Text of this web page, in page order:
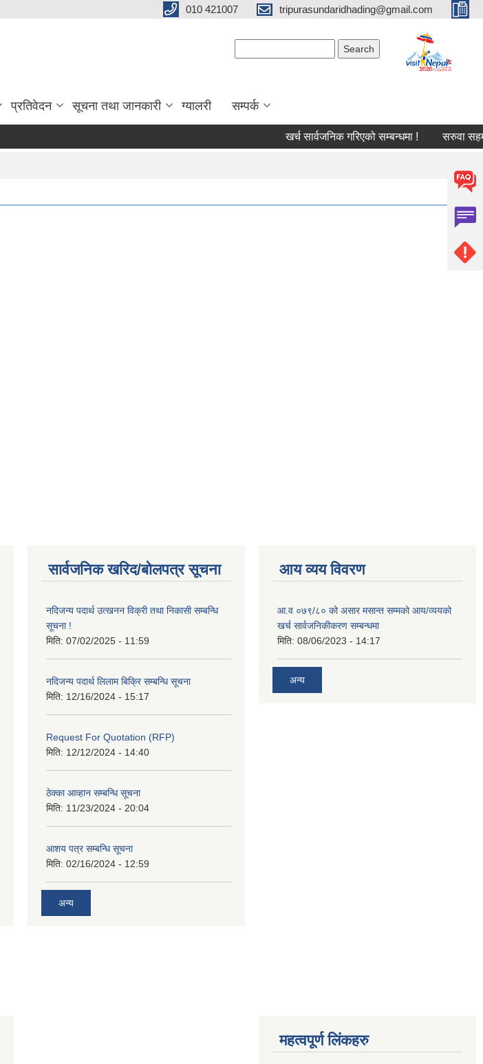
010 421007 tripurasundaridhading@gmail.com
प्रतिवेदन सूचना तथा जानकारी ग्यालरी सम्पर्क
खर्च सार्वजनिक गरिएको सम्बन्धमा ! सरुवा सहमती
सार्वजनिक खरिद/बोलपत्र सूचना
नदिजन्य पदार्थ उत्खनन विक्री तथा निकासी सम्बन्धि
सूचना !
मिति: 07/02/2025 - 11:59
नदिजन्य पदार्थ लिलाम बिक्रि सम्बन्धि सूचना
मिति: 12/16/2024 - 15:17
Request For Quotation (RFP)
मिति: 12/12/2024 - 14:40
ठेक्का आव्हान सम्बन्धि सूचना
मिति: 11/23/2024 - 20:04
आशय पत्र सम्बन्धि सूचना
मिति: 02/16/2024 - 12:59
अन्य
आय व्यय विवरण
आ.व ०७९/८० को असार मसान्त सम्मको आय/व्ययको
खर्च सार्वजनिकीकरण सम्बन्धमा
मिति: 08/06/2023 - 14:17
अन्य
महत्वपूर्ण लिंकहरु